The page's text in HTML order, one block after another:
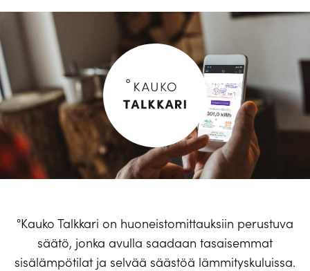
°Kauko Talkkari on huoneistomittauksiin perustuva
säätö, jonka avulla saadaan tasaisemmat
sisälämpötilat ja selvää säästöä lämmityskuluissa.